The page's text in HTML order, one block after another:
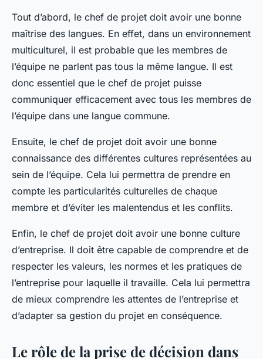
Tout d’abord, le chef de projet doit avoir une bonne
maîtrise des langues. En effet, dans un environnement
multiculturel, il est probable que les membres de
l’équipe ne parlent pas tous la même langue. Il est
donc essentiel que le chef de projet puisse
communiquer efficacement avec tous les membres de
l’équipe dans une langue commune.
Ensuite, le chef de projet doit avoir une bonne
connaissance des différentes cultures représentées au
sein de l’équipe. Cela lui permettra de prendre en
compte les particularités culturelles de chaque
membre et d’éviter les malentendus et les conflits.
Enfin, le chef de projet doit avoir une bonne culture
d’entreprise. Il doit être capable de comprendre et de
respecter les valeurs, les normes et les pratiques de
l’entreprise pour laquelle il travaille. Cela lui permettra
de mieux comprendre les attentes de l’entreprise et
d’adapter sa gestion du projet en conséquence.
Le rôle de la prise de décision dans